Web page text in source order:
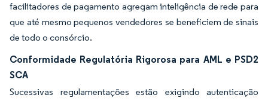
facilitadores de pagamento agregam inteligência de rede para
que até mesmo pequenos vendedores se beneficiem de sinais
de todo o consórcio.
Conformidade Regulatória Rigorosa para AML e PSD2
SCA
Sucessivas regulamentações estão exigindo autenticação